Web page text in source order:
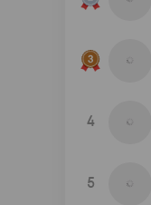
4
5